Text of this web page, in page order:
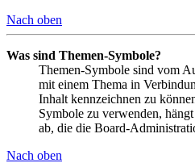
Nach oben
Was sind Themen-Symbole?
Themen-Symbole sind vom
mit einem Thema in
Inhalt kennzeichnen zu
Symbole zu verwenden,
ab, die die Board-
Nach oben